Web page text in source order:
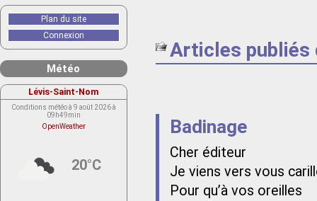
Articles publiés
Badinage
Cher éditeur
Je viens vers vous
Pour qu’à vos oreilles
Plan du site
Connexion
Météo
Lévis-Saint-Nom
Conditions météo à 9 août 2026 à
09h49min
OpenWeather
20°C